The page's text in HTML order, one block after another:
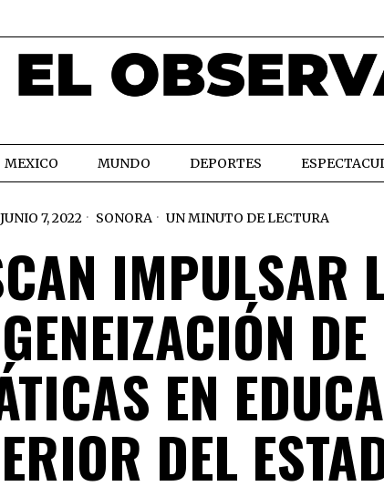
MEXICO MUNDO DEPORTES
JUNIO 7, 2022 SONORA UN MINUTO DE LECTURA
IMPULSAR
EN
DEL